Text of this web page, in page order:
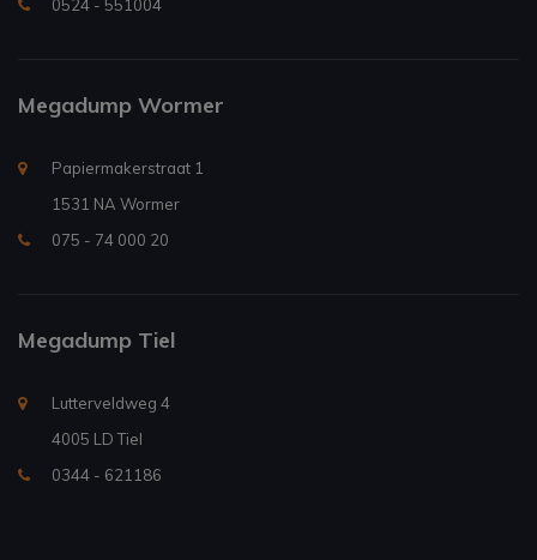
0524 - 551004
Megadump Wormer
Papiermakerstraat 1
1531 NA Wormer
075 - 74 000 20
Megadump Tiel
Lutterveldweg 4
4005 LD Tiel
0344 - 621186